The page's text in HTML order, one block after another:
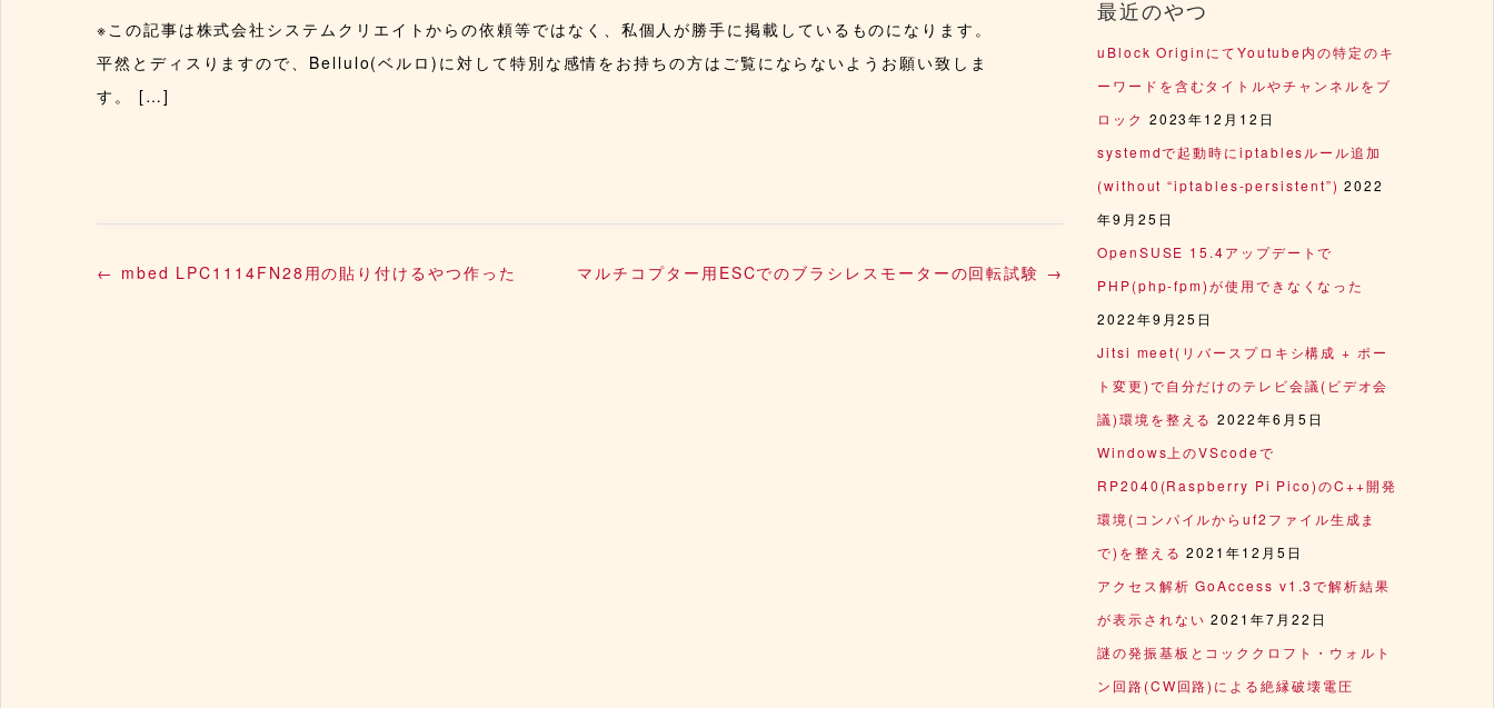
※この記事は株式会社システムクリエイトからの依頼等ではなく、私個人が勝手に掲載しているものになります。
平然とディスりますので、Bellulo(ベルロ)に対して特別な感情をお持ちの方はご覧にならないようお願い致しま
す。 […]
← mbed LPC1114FN28用の貼り付けるやつ作った マルチコプター用ESCでのブラシレスモーターの回転試験 →
最近のやつ
uBlock OriginにてYoutube内の特定のキ
ーワードを含むタイトルやチャンネルをブ
ロック 2023年12月12日
systemdで起動時にiptablesルール追加
(without “iptables-persistent”) 2022
年9月25日
OpenSUSE 15.4アップデートで
PHP(php-fpm)が使用できなくなった
2022年9月25日
Jitsi meet(リバースプロキシ構成 + ポー
ト変更)で自分だけのテレビ会議(ビデオ会
議)環境を整える 2022年6月5日
Windows上のVScodeで
RP2040(Raspberry Pi Pico)のC++開発
環境(コンパイルからuf2ファイル生成ま
で)を整える 2021年12月5日
アクセス解析 GoAccess v1.3で解析結果
が表示されない 2021年7月22日
謎の発振基板とコッククロフト・ウォルト
ン回路(CW回路)による絶縁破壊電圧